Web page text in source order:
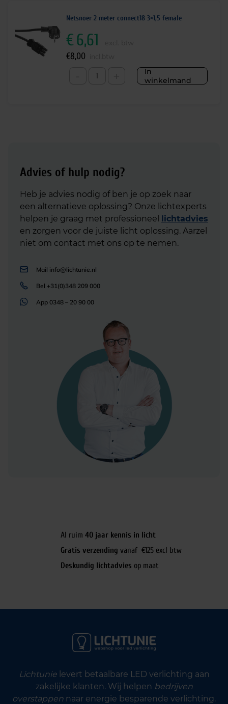
Netsnoer 2 meter connect18 3×1,5 female
In
winkelmand
€6,61
€8,00
Advies of hulp nodig?
Heb je advies nodig of ben je op zoek naar
een alternatieve oplossing? Onze lichtexperts
helpen je graag met professioneel lichtadvies
en zorgen voor de juiste licht oplossing. Aarzel
niet om contact met ons op te nemen.
Mail info@lichtunie.nl
Bel +31(0)348 209 000
App 0348 – 20 90 00
Al ruim 40 jaar kennis in licht
Gratis verzending vanaf €125 excl btw
Deskundig lichtadvies op maat
Lichtunielevert betaalbare LED verlichting aan
zakelijke klanten. Wij helpen bedrijven
overstappen naar energie besparende verlichting.